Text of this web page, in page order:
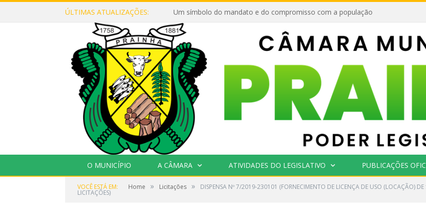
ÚLTIMAS ATUALIZAÇÕES: Um símbolo do mandato e do compromisso com a população
O MUNICÍPIO A CÂMARA ATIVIDADES DO LEGISLATIVO PUBLICAÇÕES
VOCÊ ESTÁ EM: Home » Licitações » DISPENSA Nº 7/2019-230101 (FORNECIMENTO DE LICENÇA DE USO (LOCAÇÃO) DE
LICITAÇÕES)